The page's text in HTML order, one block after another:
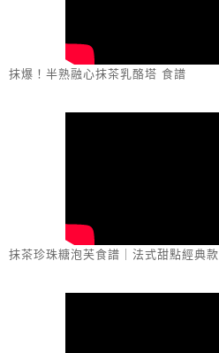
抹爆！半熟融心抹茶乳酪塔 食譜
抹茶珍珠糖泡芙食譜｜法式甜點經典款